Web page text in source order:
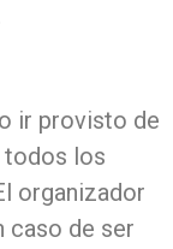
ir provisto de
todos los
organizador
caso de ser